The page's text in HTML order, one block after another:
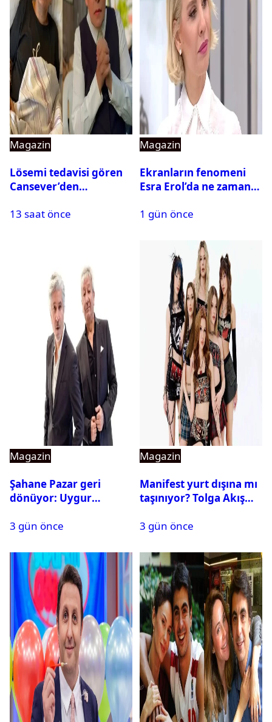
Magazin
Lösemi tedavisi gören
Cansever’den
13 saat önce
Magazin
Ekranların fenomeni
Esra Erol’da ne zaman
1 gün önce
Magazin
Şahane Pazar geri
dönüyor: Uygur
açıklama geldi
3 gün önce
Magazin
Manifest yurt dışına mı
taşınıyor? Tolga Akış
3 gün önce